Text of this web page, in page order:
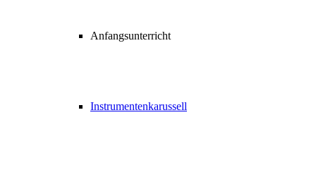
Anfangsunterricht
Instrumentenkarussell